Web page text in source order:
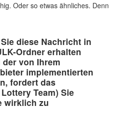
Oder so etwas ähnliches. Denn
diese Nachricht in
Ordner erhalten
von Ihrem
implementierten
fordert das
Team) Sie
wirklich zu